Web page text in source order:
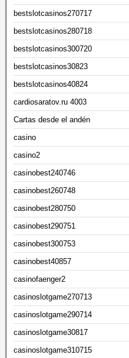
bestslotcasinos270717
bestslotcasinos280718
bestslotcasinos300720
bestslotcasinos30823
bestslotcasinos40824
cardiosaratov.ru 4003
Cartas desde el andén
casino
casino2
casinobest240746
casinobest260748
casinobest280750
casinobest290751
casinobest300753
casinobest40857
casinofaenger2
casinoslotgame270713
casinoslotgame290714
casinoslotgame30817
casinoslotgame310715